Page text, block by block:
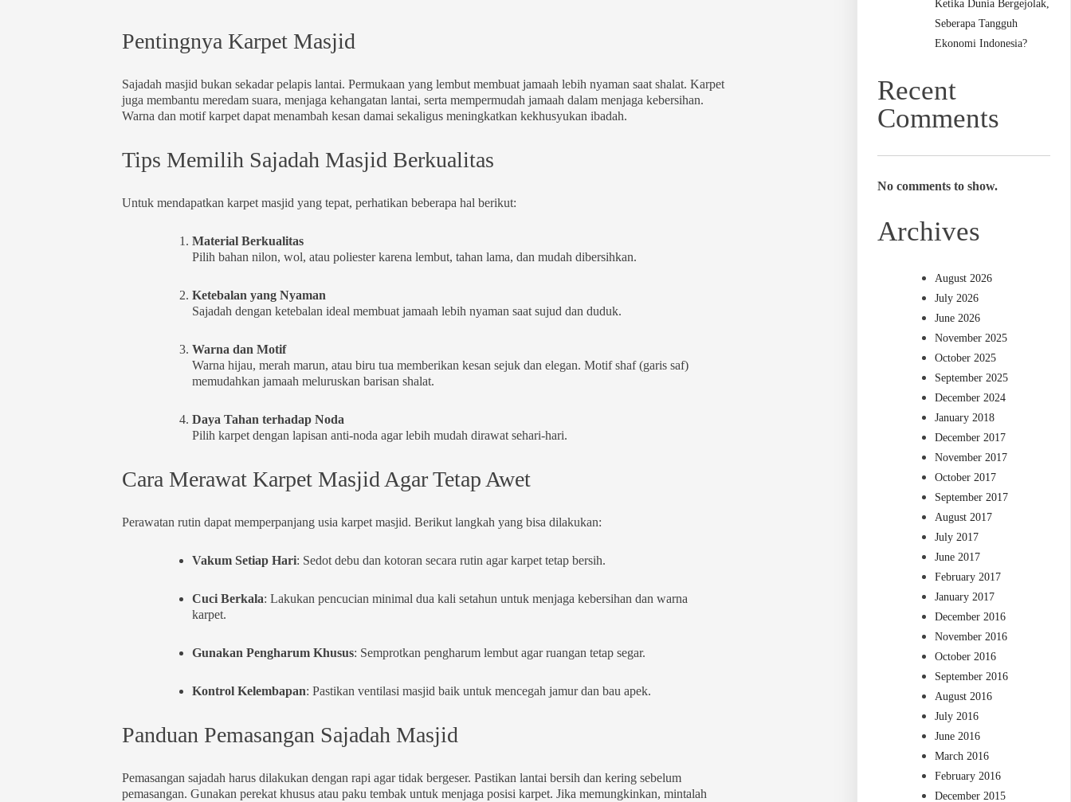
Pentingnya Karpet Masjid
Sajadah masjid bukan sekadar pelapis lantai. Permukaan yang lembut membuat jamaah lebih nyaman saat shalat. Karpet
juga membantu meredam suara, menjaga kehangatan lantai, serta mempermudah jamaah dalam menjaga kebersihan.
Warna dan motif karpet dapat menambah kesan damai sekaligus meningkatkan kekhusyukan ibadah.
Tips Memilih Sajadah Masjid Berkualitas
Untuk mendapatkan karpet masjid yang tepat, perhatikan beberapa hal berikut:
Material Berkualitas
Pilih bahan nilon, wol, atau poliester karena lembut, tahan lama, dan mudah dibersihkan.
Ketebalan yang Nyaman
Sajadah dengan ketebalan ideal membuat jamaah lebih nyaman saat sujud dan duduk.
Warna dan Motif
Warna hijau, merah marun, atau biru tua memberikan kesan sejuk dan elegan. Motif shaf (garis saf)
memudahkan jamaah meluruskan barisan shalat.
Daya Tahan terhadap Noda
Pilih karpet dengan lapisan anti-noda agar lebih mudah dirawat sehari-hari.
Cara Merawat Karpet Masjid Agar Tetap Awet
Perawatan rutin dapat memperpanjang usia karpet masjid. Berikut langkah yang bisa dilakukan:
Vakum Setiap Hari: Sedot debu dan kotoran secara rutin agar karpet tetap bersih.
Cuci Berkala: Lakukan pencucian minimal dua kali setahun untuk menjaga kebersihan dan warna
karpet.
Gunakan Pengharum Khusus: Semprotkan pengharum lembut agar ruangan tetap segar.
Kontrol Kelembapan: Pastikan ventilasi masjid baik untuk mencegah jamur dan bau apek.
Panduan Pemasangan Sajadah Masjid
Pemasangan sajadah harus dilakukan dengan rapi agar tidak bergeser. Pastikan lantai bersih dan kering sebelum
pemasangan. Gunakan perekat khusus atau paku tembak untuk menjaga posisi karpet. Jika memungkinkan, mintalah
Ketika Dunia Bergejolak,
Seberapa Tangguh
Ekonomi Indonesia?
Recent
Comments
No comments to show.
Archives
August 2026
July 2026
June 2026
November 2025
October 2025
September 2025
December 2024
January 2018
December 2017
November 2017
October 2017
September 2017
August 2017
July 2017
June 2017
February 2017
January 2017
December 2016
November 2016
October 2016
September 2016
August 2016
July 2016
June 2016
March 2016
February 2016
December 2015